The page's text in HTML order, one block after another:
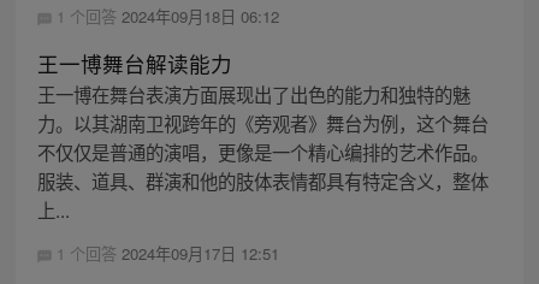
1 个回答 2024年09月18日 06:12
王一博舞台解读能力
王一博在舞台表演方面展现出了出色的能力和独特的魅
力。以其湖南卫视跨年的《旁观者》舞台为例，这个舞台
不仅仅是普通的演唱，更像是一个精心编排的艺术作品。
服装、道具、群演和他的肢体表情都具有特定含义，整体
上...
1 个回答 2024年09月17日 12:51